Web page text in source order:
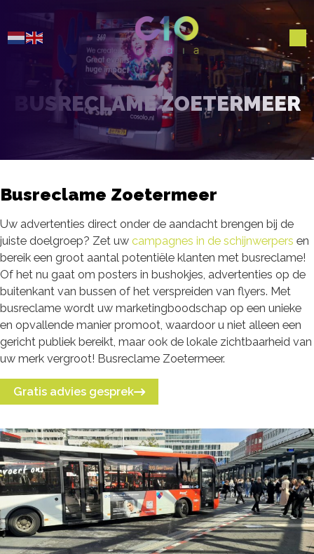
BUSRECLAME ZOETERMEER
Busreclame Zoetermeer
Uw advertenties direct onder de aandacht brengen bij de
juiste doelgroep? Zet uw campagnes in de schijnwerpers en
bereik een groot aantal potentiële klanten met busreclame!
Of het nu gaat om posters in bushokjes, advertenties op de
buitenkant van bussen of het verspreiden van flyers. Met
busreclame wordt uw marketingboodschap op een unieke
en opvallende manier promoot, waardoor u niet alleen een
gericht publiek bereikt, maar ook de lokale zichtbaarheid van
uw merk vergroot! Busreclame Zoetermeer.
Gratis advies gesprek